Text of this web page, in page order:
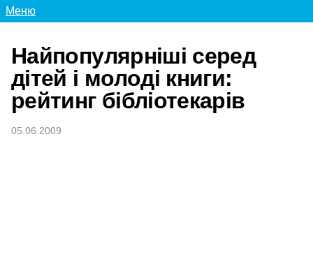
Меню
Найпопулярніші серед
дітей і молоді книги:
рейтинг бібліотекарів
05.06.2009